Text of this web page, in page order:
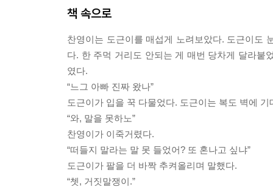
책 속으로
찬영이는 도근이를 매섭게 노려보았다. 도근이도
다. 한 주먹 거리도 안되는 게 매번 당차게 달라붙
였다.
“느그 아빠 진짜 왔나”
도근이가 입을 꾹 다물었다. 도근이는 복도 벽에
“와, 말을 못하노”
찬영이가 이죽거렸다.
“떠들지 말라는 말 못 들었어? 또 혼나고 싶냐”
도근이가 팔을 더 바짝 추켜올리며 말했다.
“쳇, 거짓말쟁이.”